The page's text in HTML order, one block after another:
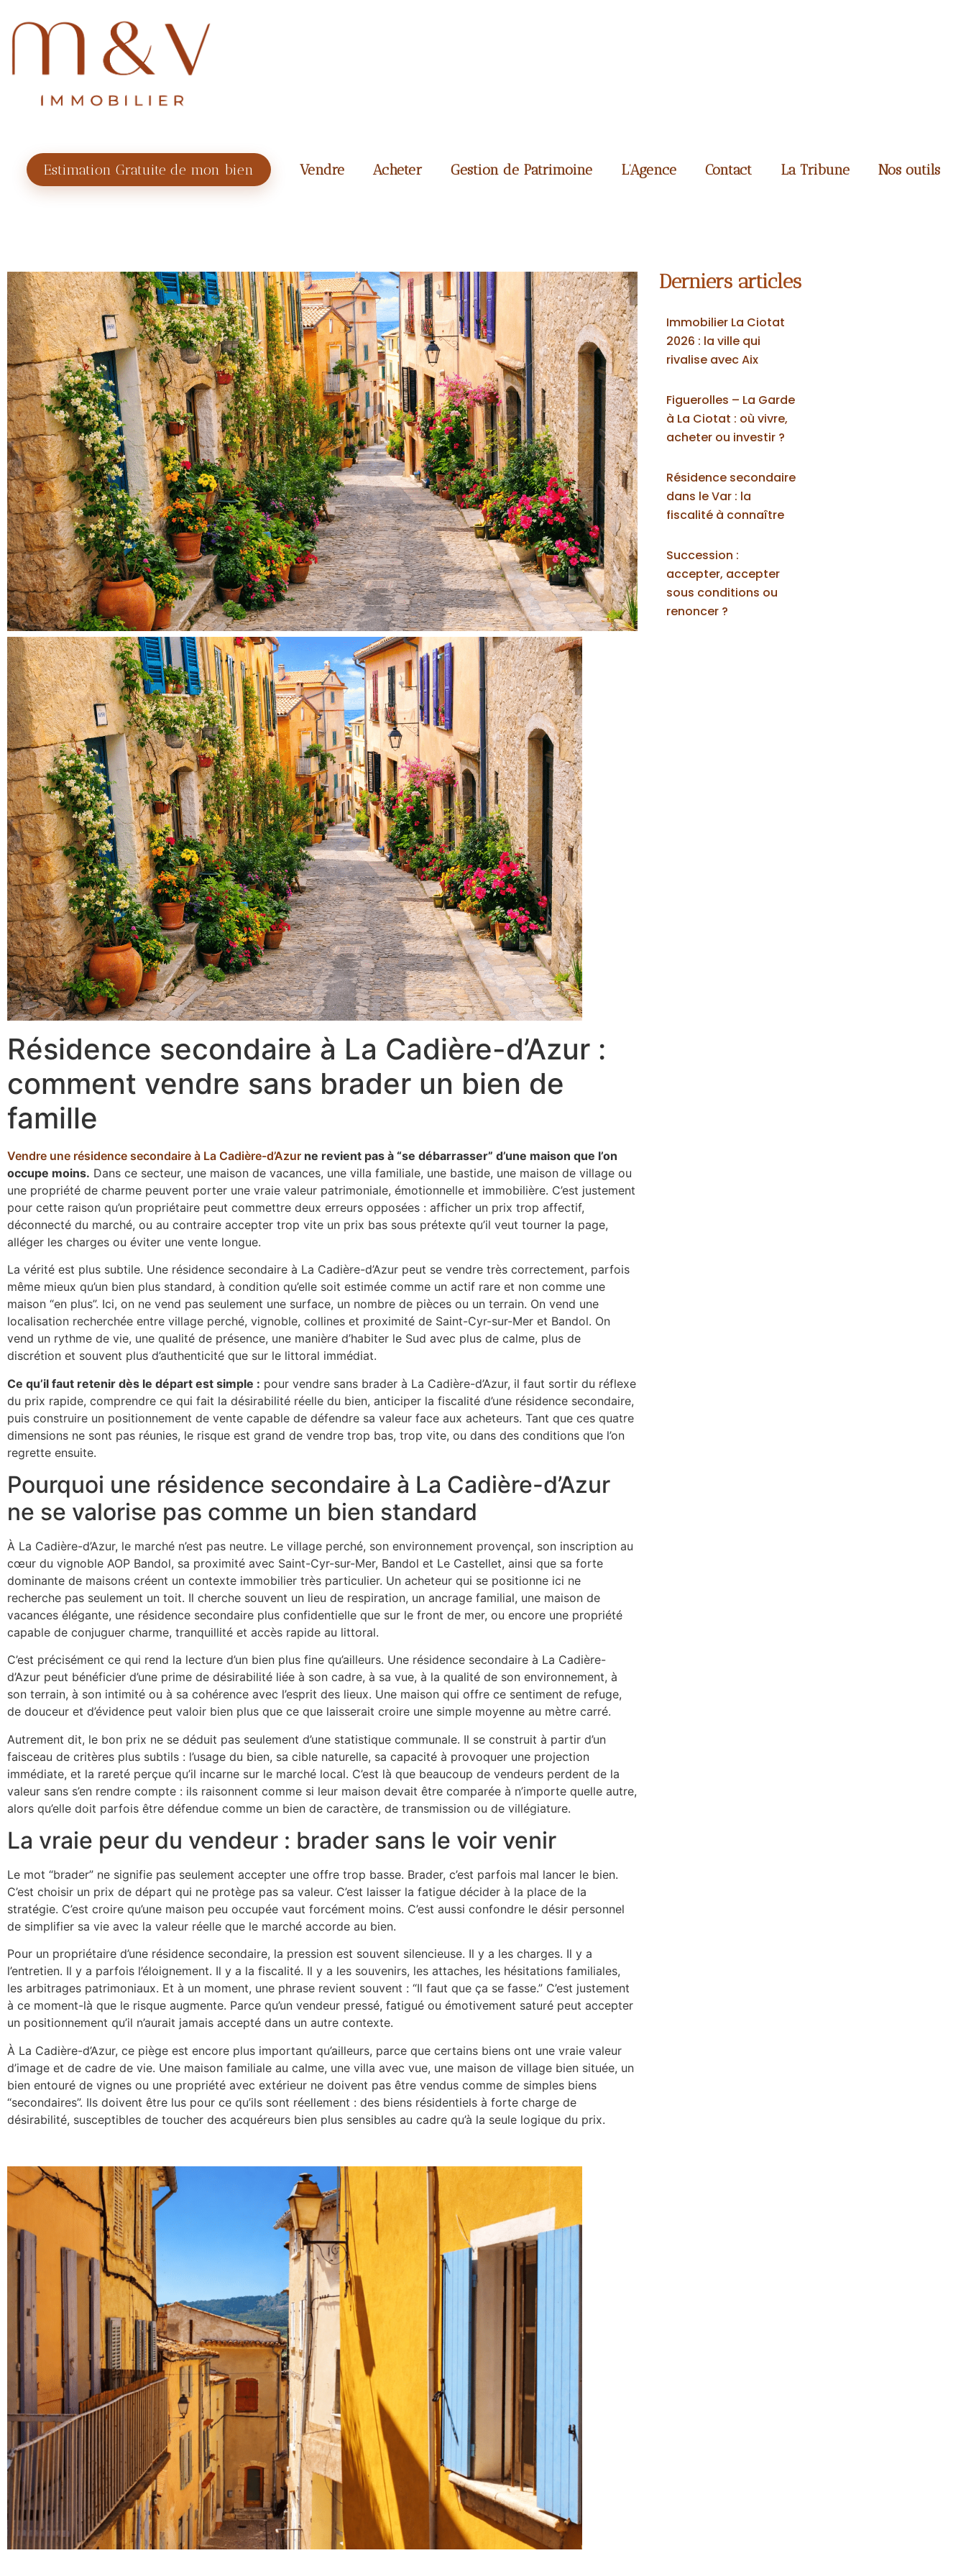
Estimation Gratuite de mon bien Vendre Acheter Gestion de Patrimoine L’Agence Contact La Tribune Nos outils
Résidence secondaire à La Cadière-d’Azur :
comment vendre sans brader un bien de
famille
Vendre une résidence secondaire à La Cadière-d’Azur ne revient pas à “se débarrasser” d’une maison que l’on
occupe moins. Dans ce secteur, une maison de vacances, une villa familiale, une bastide, une maison de village ou
une propriété de charme peuvent porter une vraie valeur patrimoniale, émotionnelle et immobilière. C’est justement
pour cette raison qu’un propriétaire peut commettre deux erreurs opposées : afficher un prix trop affectif,
déconnecté du marché, ou au contraire accepter trop vite un prix bas sous prétexte qu’il veut tourner la page,
alléger les charges ou éviter une vente longue.
La vérité est plus subtile. Une résidence secondaire à La Cadière-d’Azur peut se vendre très correctement, parfois
même mieux qu’un bien plus standard, à condition qu’elle soit estimée comme un actif rare et non comme une
maison “en plus”. Ici, on ne vend pas seulement une surface, un nombre de pièces ou un terrain. On vend une
localisation recherchée entre village perché, vignoble, collines et proximité de Saint-Cyr-sur-Mer et Bandol. On
vend un rythme de vie, une qualité de présence, une manière d’habiter le Sud avec plus de calme, plus de
discrétion et souvent plus d’authenticité que sur le littoral immédiat.
Ce qu’il faut retenir dès le départ est simple : pour vendre sans brader à La Cadière-d’Azur, il faut sortir du réflexe
du prix rapide, comprendre ce qui fait la désirabilité réelle du bien, anticiper la fiscalité d’une résidence secondaire,
puis construire un positionnement de vente capable de défendre sa valeur face aux acheteurs. Tant que ces quatre
dimensions ne sont pas réunies, le risque est grand de vendre trop bas, trop vite, ou dans des conditions que l’on
regrette ensuite.
Pourquoi une résidence secondaire à La Cadière-d’Azur
ne se valorise pas comme un bien standard
À La Cadière-d’Azur, le marché n’est pas neutre. Le village perché, son environnement provençal, son inscription au
cœur du vignoble AOP Bandol, sa proximité avec Saint-Cyr-sur-Mer, Bandol et Le Castellet, ainsi que sa forte
dominante de maisons créent un contexte immobilier très particulier. Un acheteur qui se positionne ici ne
recherche pas seulement un toit. Il cherche souvent un lieu de respiration, un ancrage familial, une maison de
vacances élégante, une résidence secondaire plus confidentielle que sur le front de mer, ou encore une propriété
capable de conjuguer charme, tranquillité et accès rapide au littoral.
C’est précisément ce qui rend la lecture d’un bien plus fine qu’ailleurs. Une résidence secondaire à La Cadière-
d’Azur peut bénéficier d’une prime de désirabilité liée à son cadre, à sa vue, à la qualité de son environnement, à
son terrain, à son intimité ou à sa cohérence avec l’esprit des lieux. Une maison qui offre ce sentiment de refuge,
de douceur et d’évidence peut valoir bien plus que ce que laisserait croire une simple moyenne au mètre carré.
Autrement dit, le bon prix ne se déduit pas seulement d’une statistique communale. Il se construit à partir d’un
faisceau de critères plus subtils : l’usage du bien, sa cible naturelle, sa capacité à provoquer une projection
immédiate, et la rareté perçue qu’il incarne sur le marché local. C’est là que beaucoup de vendeurs perdent de la
valeur sans s’en rendre compte : ils raisonnent comme si leur maison devait être comparée à n’importe quelle autre,
alors qu’elle doit parfois être défendue comme un bien de caractère, de transmission ou de villégiature.
La vraie peur du vendeur : brader sans le voir venir
Le mot “brader” ne signifie pas seulement accepter une offre trop basse. Brader, c’est parfois mal lancer le bien.
C’est choisir un prix de départ qui ne protège pas sa valeur. C’est laisser la fatigue décider à la place de la
stratégie. C’est croire qu’une maison peu occupée vaut forcément moins. C’est aussi confondre le désir personnel
de simplifier sa vie avec la valeur réelle que le marché accorde au bien.
Pour un propriétaire d’une résidence secondaire, la pression est souvent silencieuse. Il y a les charges. Il y a
l’entretien. Il y a parfois l’éloignement. Il y a la fiscalité. Il y a les souvenirs, les attaches, les hésitations familiales,
les arbitrages patrimoniaux. Et à un moment, une phrase revient souvent : “Il faut que ça se fasse.” C’est justement
à ce moment-là que le risque augmente. Parce qu’un vendeur pressé, fatigué ou émotivement saturé peut accepter
un positionnement qu’il n’aurait jamais accepté dans un autre contexte.
À La Cadière-d’Azur, ce piège est encore plus important qu’ailleurs, parce que certains biens ont une vraie valeur
d’image et de cadre de vie. Une maison familiale au calme, une villa avec vue, une maison de village bien située, un
bien entouré de vignes ou une propriété avec extérieur ne doivent pas être vendus comme de simples biens
“secondaires”. Ils doivent être lus pour ce qu’ils sont réellement : des biens résidentiels à forte charge de
désirabilité, susceptibles de toucher des acquéreurs bien plus sensibles au cadre qu’à la seule logique du prix.
Derniers articles
Immobilier La Ciotat
2026 : la ville qui
rivalise avec Aix
Figuerolles – La Garde
à La Ciotat : où vivre,
acheter ou investir ?
Résidence secondaire
dans le Var : la
fiscalité à connaître
Succession :
accepter, accepter
sous conditions ou
renoncer ?